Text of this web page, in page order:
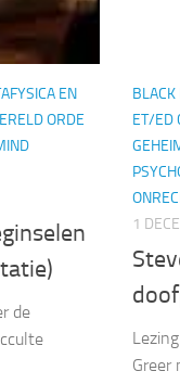
EN
ORDE
de
BLACK
ET/ED
1
Greer